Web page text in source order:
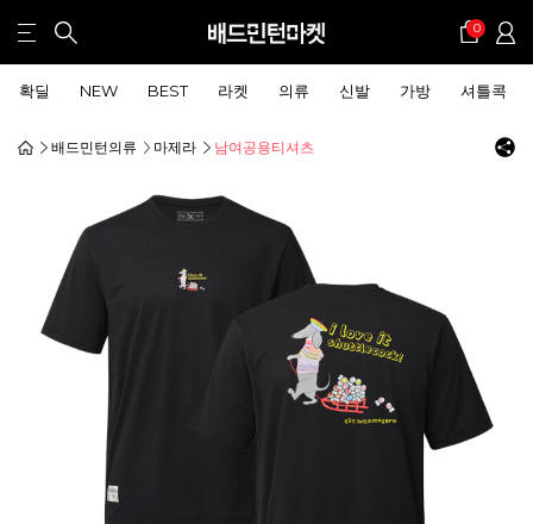
0
확딜 NEW BEST 라켓 의류 신발 가방 셔틀콕
배드민턴의류 마제라 남여공용티셔츠